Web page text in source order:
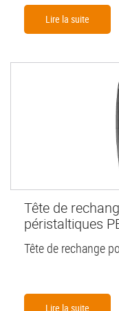
Lire la suite
Tête de
péristaltiques
Tête de rechange
Lire la suite